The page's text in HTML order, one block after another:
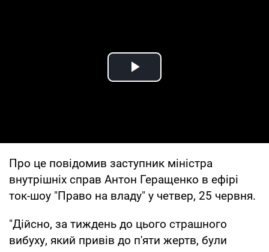
Play Video
Про це повідомив заступник міністра
внутрішніх справ Антон Геращенко в ефірі
ток-шоу "Право на владу" у четвер, 25 червня.
"Дійсно, за тиждень до цього страшного
вибуху, який привів до п'яти жертв, були